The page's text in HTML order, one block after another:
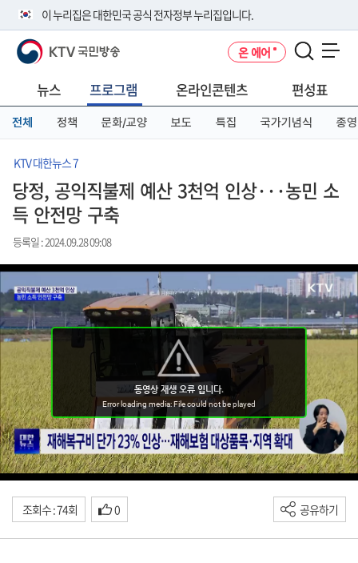
이 누리집은 대한민국 공식 전자정부 누리집입니다.
공식 누리집 주소 확인하기
니다.
이밖에 or.kr 또는 .kr등 다른 도메인 주소를 사용하고 있다면 아래 URL에
서 도메인 주소를 확인해 보세요
KTV 국민방송 온 에어
뉴스 프로그램 온라인콘텐츠 편성표
전체 정책 문화/교양 보도 특집 국가기념식 종영
KTV 대한뉴스 7
당정, 공익직불제 예산 3천억 인상···농민 소
득 안전망 구축
등록일 : 2024.09.28 09:08
조회수 : 74회 0 공유하기